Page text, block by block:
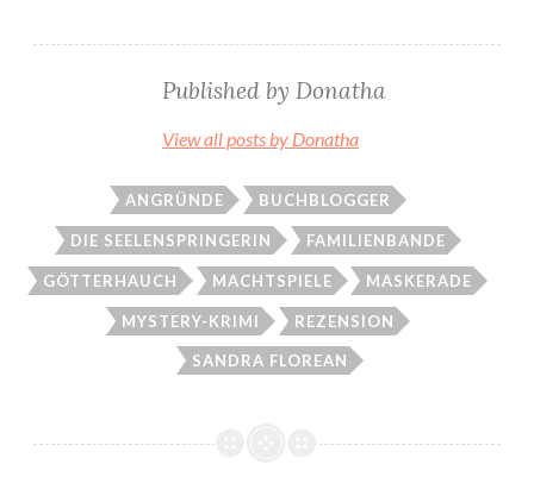
Published by Donatha
View all posts by Donatha
ANGRÜNDE BUCHBLOGGER
DIE SEELENSPRINGERIN FAMILIENBANDE
GÖTTERHAUCH MACHTSPIELE MASKERADE
MYSTERY-KRIMI REZENSION
SANDRA FLOREAN